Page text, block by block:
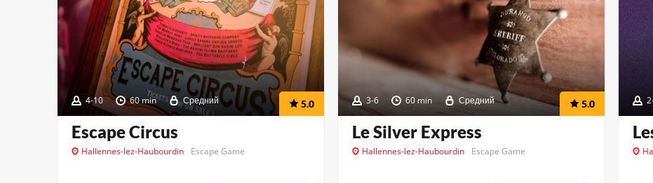
4-10 60 min Средний 5.0
Escape Circus
Hallennes-lez-Haubourdin Escape Game
3-6 60 min Средний 5.0
Le Silver Express
Hallennes-lez-Haubourdin Escape Game